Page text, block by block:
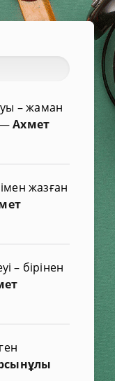
– жаман
Ахмет
жазған
– бірінен